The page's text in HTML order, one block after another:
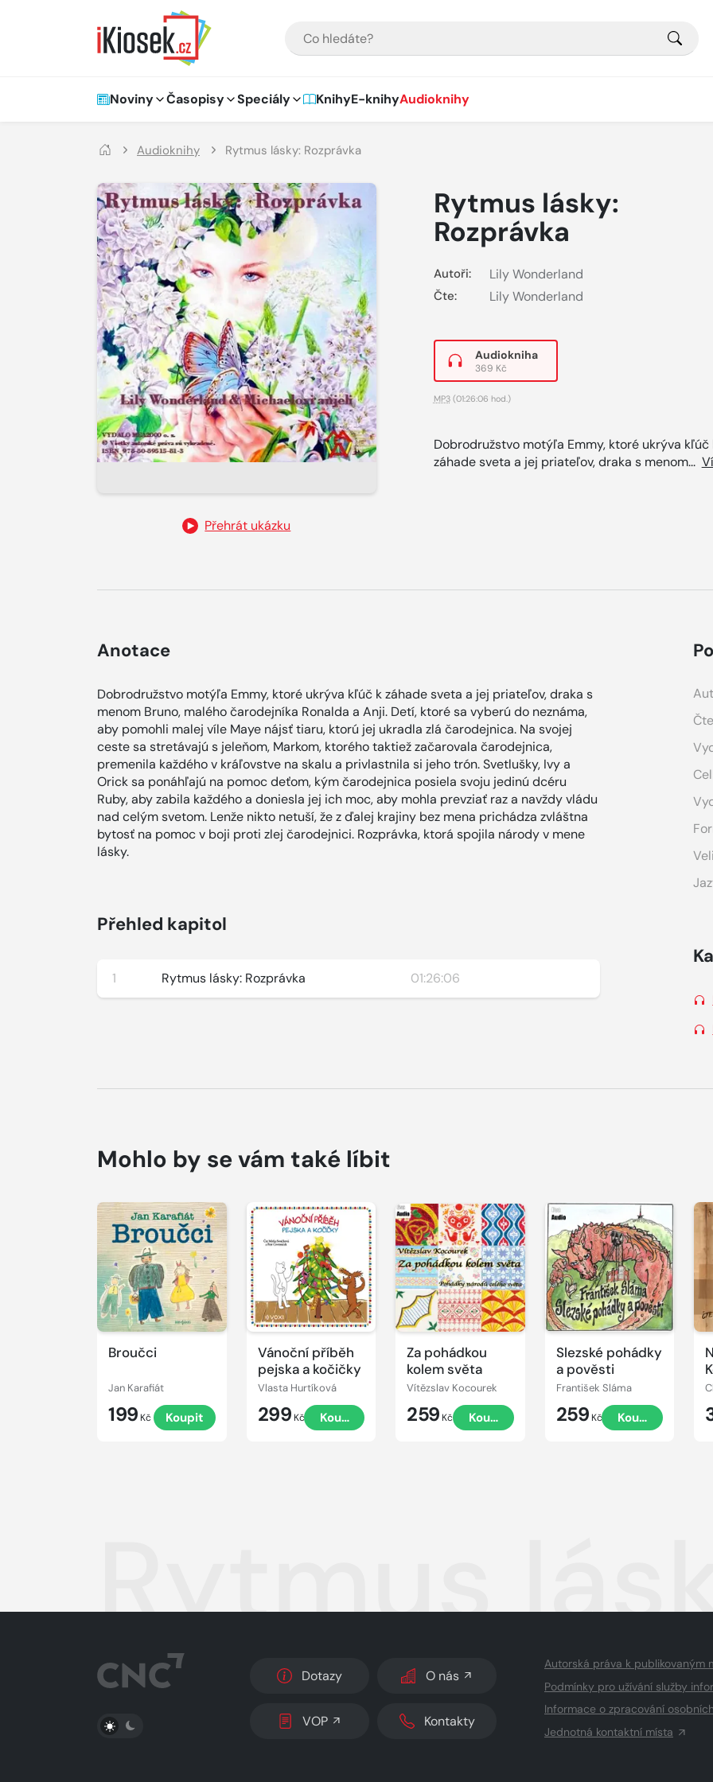
Hlavní navigace
Noviny Časopisy Speciály KnihyE-knihyAudioknihy
Audioknihy Rytmus lásky: Rozprávka
Přehrát ukázku
Rytmus lásky:
Rozprávka
Autoři: Lily Wonderland
Čte: Lily Wonderland
Audiokniha
369 Kč
MP3(01:26:06 hod.)
Dobrodružstvo motýľa Emmy, ktoré ukrýva kľúč
záhade sveta a jej priateľov, draka s menom...
Anotace
Dobrodružstvo motýľa Emmy, ktoré ukrýva kľúč k záhade sveta a jej priateľov, draka s
menom Bruno, malého čarodejníka Ronalda a Anji. Detí, ktoré sa vyberú do neznáma,
aby pomohli malej víle Maye nájsť tiaru, ktorú jej ukradla zlá čarodejnica. Na svojej
ceste sa stretávajú s jeleňom, Markom, ktorého taktiež začarovala čarodejnica,
premenila každého v kráľovstve na skalu a privlastnila si jeho trón. Svetlušky, Ivy a
Orick sa ponáhľajú na pomoc deťom, kým čarodejnica posiela svoju jedinú dcéru
Ruby, aby zabila každého a doniesla jej ich moc, aby mohla prevziať raz a navždy vládu
nad celým svetom. Lenže nikto netuší, že z ďalej krajiny bez mena prichádza zvláštna
bytosť na pomoc v boji proti zlej čarodejnici. Rozprávka, ktorá spojila národy v mene
lásky.
Přehled kapitol
1 Rytmus lásky: Rozprávka 01:26:06
Mohlo by se vám také líbit
Broučci
Jan Karafiát
199 Kč Koupit
Přehrát
ukázku
Vánoční příběh
pejska a kočičky
Vlasta Hurtíková
299 Kč Koupit
Přehrát
ukázku
Za pohádkou
kolem světa
Vítězslav Kocourek
259 Kč Koupit
Přehrát
ukázku
Slezské pohádky
a pověsti
František Sláma
259 Kč Koupit
Přehrát
ukázku
Rytmus
PŘEPNOUT SVĚTLÝ/TMAVÝ REŽIM
Dotazy O nás
VOP Kontakty
Autorská práva k publikovaným
Podmínky pro užívání služby
Informace o zpracování
Jednotná kontaktní místa